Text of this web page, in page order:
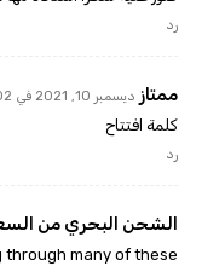
رد
ممتاز ديسمبر 10, 2021 في 8:02 ص
كلمة افتتاح
رد
الشحن البحري من
through many of these